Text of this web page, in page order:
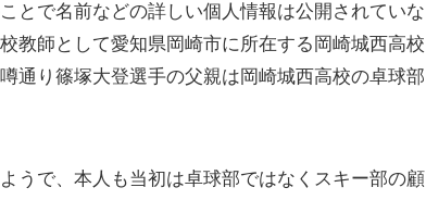
とで名前などの詳しい個人情報は公開されていな
教師として愛知県岡崎市に所在する岡崎城西高校
通り篠塚大登選手の父親は岡崎城西高校の卓球部
うで、本人も当初は卓球部ではなくスキー部の顧